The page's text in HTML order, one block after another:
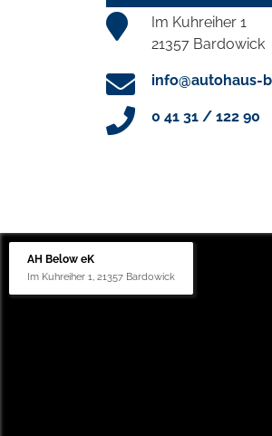
Im Kuhreiher 1
21357 Bardowick
info@autohaus-
0 41 31 / 122 90
AH Below eK
Im Kuhreiher 1, 21357 Bardowick